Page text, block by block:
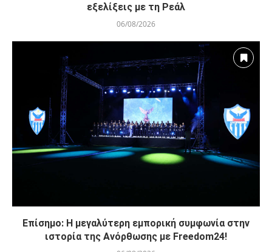
εξελίξεις με τη Ρεάλ
06/08/2026
Επίσημο: Η μεγαλύτερη εμπορική συμφωνία στην
ιστορία της Ανόρθωσης με Freedom24!